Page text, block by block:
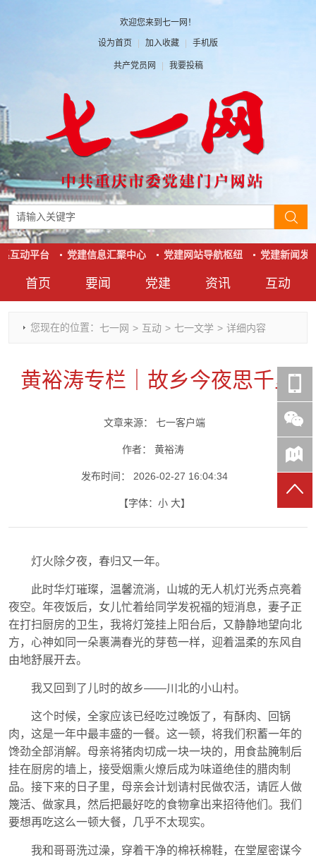
欢迎您来到七一网！
设为首页 | 加入收藏 | 手机版
共产党员网 | 我要投稿
首页 要闻
时政要闻
干部任免
七一视角
党建
党建动态
人才工作
作风建设
资讯
热点关注
党刊好文
党史参阅
七一书院
互动
红岩评论
七一文学
七一号
互动平台 党建信息汇聚中心 党建网站导航枢纽 党建新闻发
您现在的位置： 七一网 > 互动 > 七一文学 > 详细内容
黄裕涛专栏｜故乡今夜思千里
文章来源： 七一客户端
作者： 黄裕涛
发布时间： 2026-02-27 16:04:34
【字体： 小 大】
灯火除夕夜，春归又一年。
此时华灯璀璨，温馨流淌，山城的无人机灯光秀点亮着
夜空。年夜饭后，女儿忙着给同学发祝福的短消息，妻子正
在打扫厨房的卫生，我将灯笼挂上阳台后，又静静地望向北
方，心神如同一朵裹满春光的芽苞一样，迎着温柔的东风自
由地舒展开去。
我又回到了儿时的故乡——川北的小山村。
这个时候，全家应该已经吃过晚饭了，有酥肉、回锅
肉，这是一年中最丰盛的一餐。这一顿，将我们积蓄一年的
馋劲全部消解。母亲将猪肉切成一块一块的，用食盐腌制后
挂在厨房的墙上，接受烟熏火燎后成为味道绝佳的腊肉制
品。接下来的日子里，母亲会计划请村民做农活，请匠人做
篾活、做家具，然后把最好吃的食物拿出来招待他们。我们
要想再吃这么一顿大餐，几乎不太现实。
我和哥哥洗过澡，穿着干净的棉袄棉鞋，在堂屋密谋今